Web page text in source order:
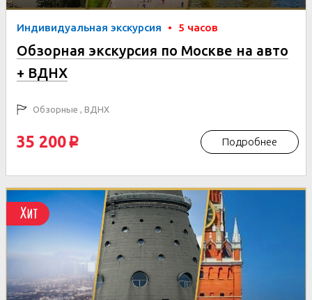
Индивидуальная экскурсия • 5 часов
Обзорная экскурсия по Москве на авто
+ ВДНХ
Обзорные , ВДНХ
35 200 p Подробнее
Хит